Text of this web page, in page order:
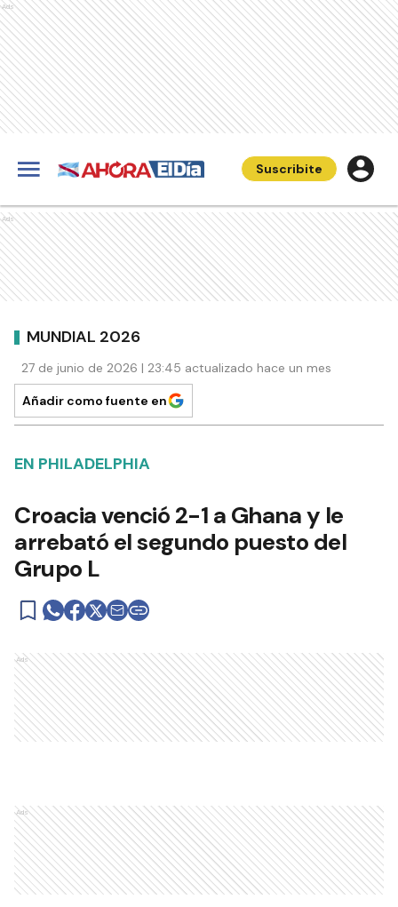
Ads
Suscribite
Ads
MUNDIAL 2026
27 de junio de 2026 | 23:45 actualizado hace un mes
Añadir como fuente en
EN PHILADELPHIA
Croacia venció 2-1 a Ghana y le
arrebató el segundo puesto del
Grupo L
Ads
Ads